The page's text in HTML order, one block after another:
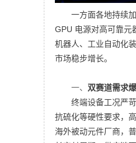
一方面各地持续
GPU 电源对高可靠元
机器人、工业自动化
市场稳步增长。
一、 双赛道需求
终端设备工况严
抗硫化等硬性要求，
海外被动元件厂商，